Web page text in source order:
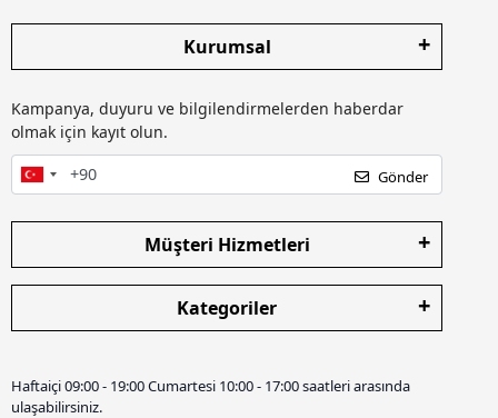
Kurumsal
Kampanya, duyuru ve bilgilendirmelerden haberdar
olmak için kayıt olun.
Gönder
Müşteri Hizmetleri
Kategoriler
Haftaiçi 09:00 - 19:00 Cumartesi 10:00 - 17:00 saatleri arasında
ulaşabilirsiniz.